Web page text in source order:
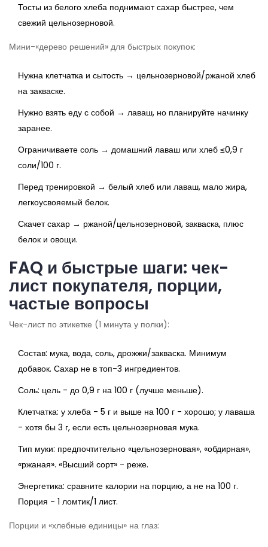
Тосты из белого хлеба поднимают сахар быстрее, чем
свежий цельнозерновой.
Мини-«дерево решений» для быстрых покупок:
Нужна клетчатка и сытость → цельнозерновой/ржаной хлеб
на закваске.
Нужно взять еду с собой → лаваш, но планируйте начинку
заранее.
Ограничиваете соль → домашний лаваш или хлеб ≤0,9 г
соли/100 г.
Перед тренировкой → белый хлеб или лаваш, мало жира,
легкоусвояемый белок.
Скачет сахар → ржаной/цельнозерновой, закваска, плюс
белок и овощи.
FAQ и быстрые шаги: чек-
лист покупателя, порции,
частые вопросы
Чек-лист по этикетке (1 минута у полки):
Состав: мука, вода, соль, дрожжи/закваска. Минимум
добавок. Сахар не в топ-3 ингредиентов.
Соль: цель - до 0,9 г на 100 г (лучше меньше).
Клетчатка: у хлеба - 5 г и выше на 100 г - хорошо; у лаваша
- хотя бы 3 г, если есть цельнозерновая мука.
Тип муки: предпочтительно «цельнозерновая», «обдирная»,
«ржаная». «Высший сорт» - реже.
Энергетика: сравните калории на порцию, а не на 100 г.
Порция - 1 ломтик/1 лист.
Порции и «хлебные единицы» на глаз: